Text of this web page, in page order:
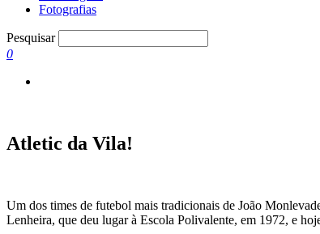
Fotografias
Pesquisar
0
Atletic da Vila!
Um dos times de futebol mais tradicionais de João
Lenheira, que deu lugar à Escola Polivalente, em 1972, e